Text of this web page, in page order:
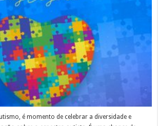
é momento de celebrar a diversidade e